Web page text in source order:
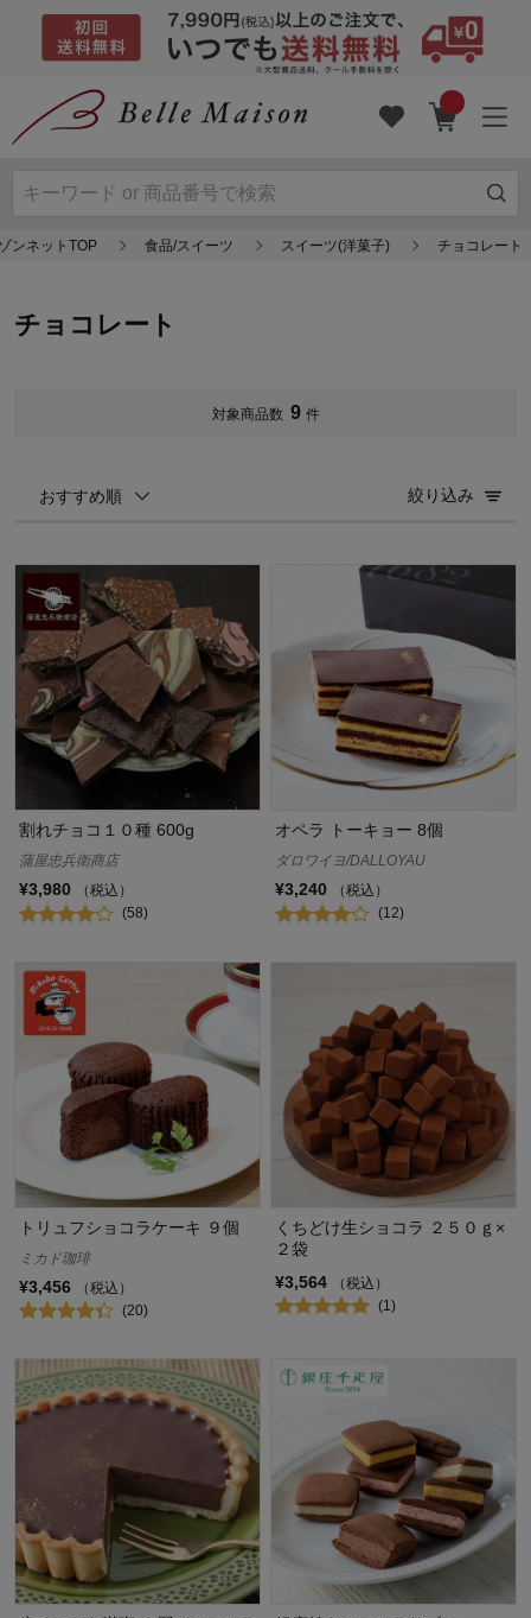
ンネットTOP 食品/スイーツ スイーツ(洋菓子) チョコレート
チョコレート
対象商品数 9 件
おすすめ順 絞り込み
割れチョコ１０種 600g
蒲屋忠兵衛商店
¥3,980
（税込）
(58)
オペラ トーキョー 8個
ダロワイヨ/DALLOYAU
¥3,240
（税込）
(12)
トリュフショコラケーキ ９個
ミカド珈琲
¥3,456
（税込）
(20)
くちどけ生ショコラ ２５０ｇ×
２袋
¥3,564
（税込）
(1)